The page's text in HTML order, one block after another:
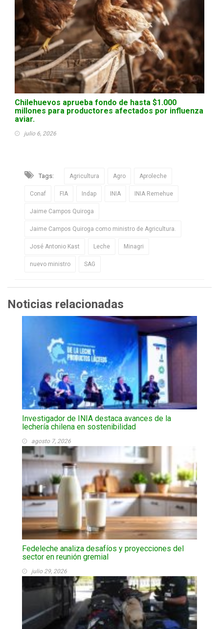
Chilehuevos aprueba fondo de hasta $1.000
millones para productores afectados por influenza
aviar.
julio 6, 2026
Tags: Agricultura Agro Aproleche
Conaf FIA Indap INIA INIA Remehue
Jaime Campos Quiroga
Jaime Campos Quiroga como ministro de Agricultura.
José Antonio Kast Leche Minagri
nuevo ministro SAG
Noticias relacionadas
Investigador de INIA destaca avances de la
lechería chilena en sostenibilidad
agosto 7, 2026
Fedeleche analiza desafíos y proyecciones del
sector en reunión gremial
julio 29, 2026